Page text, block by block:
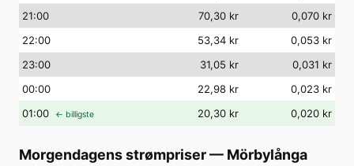
21:00 70,30 kr
0,070 kr
22:00 53,34 kr
0,053 kr
23:00 31,05 kr
0,031 kr
00:00 22,98 kr
0,023 kr
01:00 ← billigste 20,30 kr 0,020 kr
Morgendagens strømpriser— Mörbylånga